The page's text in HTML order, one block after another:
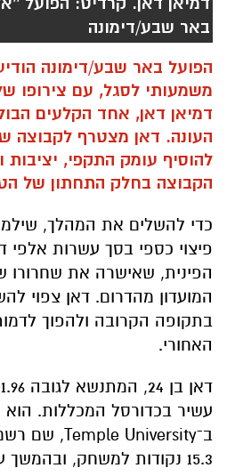
באר שבע/דימונה
הפועל באר שבע/דימונה
משמעותי לסגל, עם צירופו
דמיאן דאן, אחד הקלעים
העונה. דאן מצטרף לקבוצה
להוסיף עומק התקפי,
הקבוצה בחלק התחתון של
כדי להשלים את המהלך,
פיצוי כספי בסך עשרות אלפי
הפינית, שאישרה את
המועדון מהדרום. דאן צפוי
בתקופה הקרובה ולהפוך
האחורי.
עשיר בכדורסל המכללות. הוא
ב־Temple University, שם
15.3 נקודות למשחק, ובהמשך עבר גם ל־